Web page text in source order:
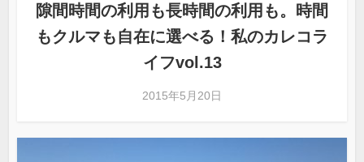
隙間時間の利用も長時間の利用も。時間
もクルマも自在に選べる！私のカレコラ
イフvol.13
2015年5月20日